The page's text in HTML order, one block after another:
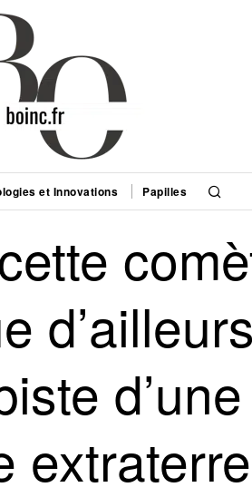
et Innovations Papilles
d’une